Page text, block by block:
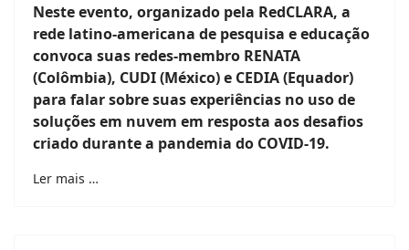
Neste evento, organizado pela RedCLARA, a
rede latino-americana de pesquisa e educação
convoca suas redes-membro RENATA
(Colômbia), CUDI (México) e CEDIA (Equador)
para falar sobre suas experiências no uso de
soluções em nuvem em resposta aos desafios
criado durante a pandemia do COVID-19.
Ler mais …